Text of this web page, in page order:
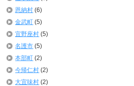
恩納村 (6)
金武町 (5)
宜野座村 (5)
名護市 (5)
本部町 (2)
今帰仁村 (2)
大宜味村 (2)